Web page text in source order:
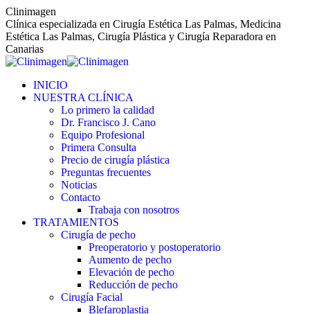
Saltar
al
contenido
Clinimagen
Clínica especializada en Cirugía Estética Las Palmas, Medicina
Estética Las Palmas, Cirugía Plástica y Cirugía Reparadora en
Canarias
INICIO
NUESTRA CLÍNICA
Lo primero la calidad
Dr. Francisco J. Cano
Equipo Profesional
Primera Consulta
Precio de cirugía plástica
Preguntas frecuentes
Noticias
Contacto
Trabaja con nosotros
TRATAMIENTOS
Cirugía de pecho
Preoperatorio y postoperatorio
Aumento de pecho
Elevación de pecho
Reducción de pecho
Cirugía Facial
Blefaroplastia